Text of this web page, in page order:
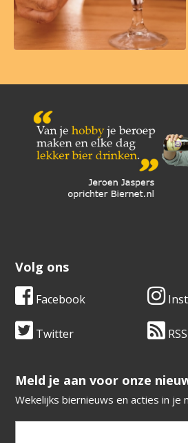
Volg ons
Facebook
Twitter RSS
​​​​​​​Meld je aan voor onze
Wekelijks biernieuws en acties in je